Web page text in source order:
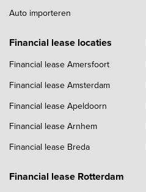
Auto importeren
Financial lease locaties
Financial lease Amersfoort
Financial lease Amsterdam
Financial lease Apeldoorn
Financial lease Arnhem
Financial lease Breda
Financial lease Rotterdam